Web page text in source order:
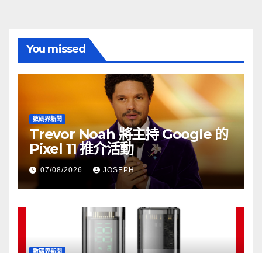
You missed
數碼界新聞
Trevor Noah 將主持 Google 的
Pixel 11 推介活動
07/08/2026 JOSEPH
數碼界新聞